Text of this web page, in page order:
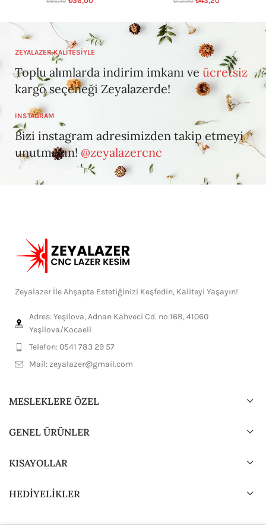
ZEYALAZER KALİTESİYLE
Toplu alımlarda indirim imkanı veücretsiz
kargo seçeneği Zeyalazerde!
INSTAGRAM
Bizi instagram adresimizden takip etmeyi
unutmayın! @zeyalazercnc
Zeyalazer İle Ahşapta Estetiğinizi Keşfedin, Kaliteyi Yaşayın!
Adres: Yeşilova, Adnan Kahveci Cd. no:16B, 41060
Yeşilova/Kocaeli
Telefon: 0541 783 29 57
Mail:zeyalazer@gmail.com
MESLEKLERE ÖZEL
GENEL ÜRÜNLER
KISAYOLLAR
HEDİYELİKLER